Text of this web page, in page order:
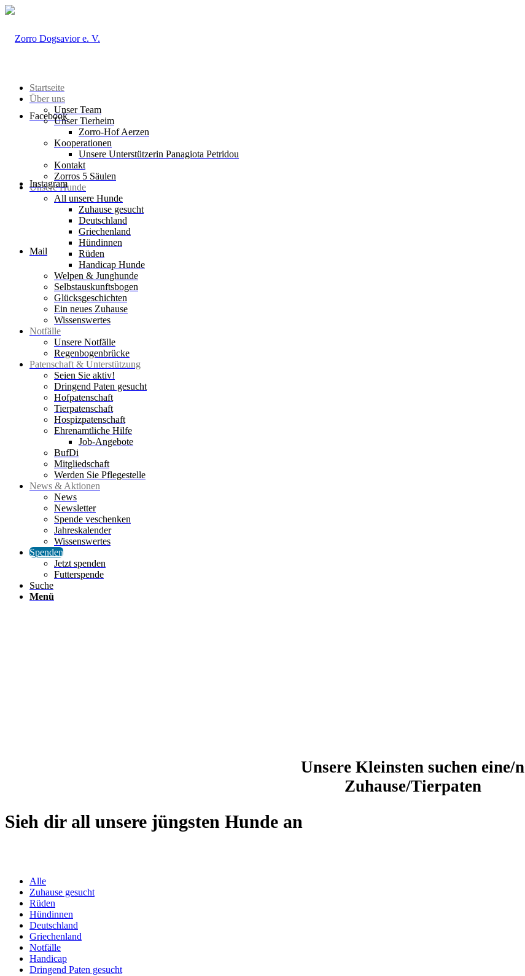
Facebook
Instagram
Mail
Startseite
Über uns
Unser Team
Unser Tierheim
Zorro-Hof Aerzen
Kooperationen
Unsere Unterstützerin Panagiota Petridou
Kontakt
Zorros 5 Säulen
Unsere Hunde
All unsere Hunde
Zuhause gesucht
Deutschland
Griechenland
Hündinnen
Rüden
Handicap Hunde
Welpen & Junghunde
Selbstauskunftsbogen
Glücksgeschichten
Ein neues Zuhause
Wissenswertes
Notfälle
Unsere Notfälle
Regenbogenbrücke
Patenschaft & Unterstützung
Seien Sie aktiv!
Dringend Paten gesucht
Hofpatenschaft
Tierpatenschaft
Hospizpatenschaft
Ehrenamtliche Hilfe
Job-Angebote
BufDi
Mitgliedschaft
Werden Sie Pflegestelle
News & Aktionen
News
Newsletter
Spende veschenken
Jahreskalender
Wissenswertes
Spenden
Jetzt spenden
Futterspende
Suche
Menü
Unsere Kleinsten suchen eine/n
Zuhause/Tierpaten
Sieh dir all unsere jüngsten Hunde an
Alle
Zuhause gesucht
Rüden
Hündinnen
Deutschland
Griechenland
Notfälle
Handicap
Dringend Paten gesucht